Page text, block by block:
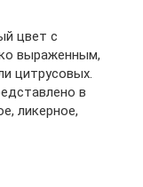
цвет с
выраженным,
цитрусовых.
в
ликерное,